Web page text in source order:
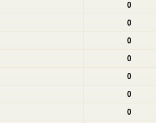
0
0
0
0
0
0
0